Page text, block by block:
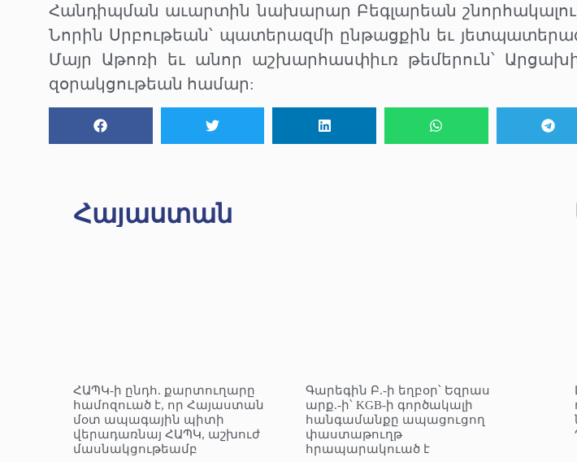
Հանդիպման աւարտին նախարար Բեգլարեան
Նորին Սրբութեան՝ պատերազմի ընթացքին եւ
Մայր Աթոռի եւ անոր աշխարհասփիւռ թեմերուն՝
զօրակցութեան համար:
Հայաստան
ՀԱՊԿ-ի ընդհ. քարտուղարը
համոզուած է, որ Հայաստան
մօտ ապագային պիտի
վերադառնայ ՀԱՊԿ, աշխուժ
մասնակցութեամբ
Գարեգին Բ.-ի եղբօր՝ Եզրաս
արք.-ի՝ KGB-ի գործակալի
հանգամանքը ապացուցող
փաստաթուղթ
հրապարակուած է